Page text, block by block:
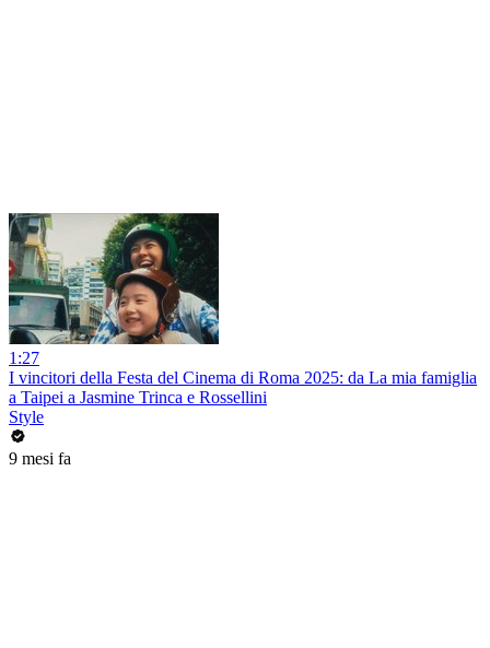
1:27
I vincitori della Festa del Cinema di Roma 2025: da La mia famiglia
a Taipei a Jasmine Trinca e Rossellini
Style
9 mesi fa